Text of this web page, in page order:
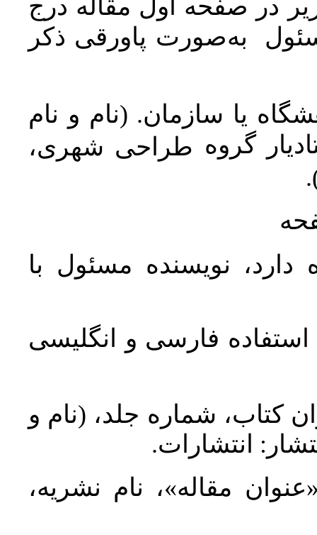
در صفحه اول مقاله درج
به‌صورت پاورقی ذکر
یا سازمان. (نام و نام
گروه طراحی شهری،
نویسنده مسئول با
استفاده فارسی و انگلیسی
کتاب، شماره جلد، (نام و
انتشارات.
مقاله»، نام نشریه،